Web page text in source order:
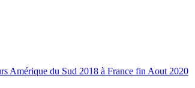
Amérique du Sud 2018 à France fin Aout 2020